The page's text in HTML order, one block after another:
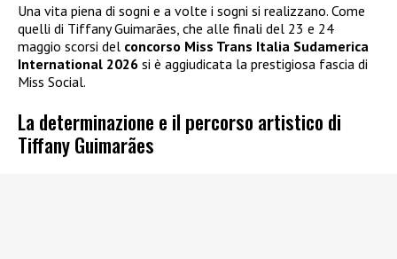
Una vita piena di sogni e a volte i sogni si realizzano. Come
quelli di Tiffany Guimarães, che alle finali del 23 e 24
maggio scorsi del concorso Miss Trans Italia Sudamerica
International 2026 si è aggiudicata la prestigiosa fascia di
Miss Social.
La determinazione e il percorso artistico di
Tiffany Guimarães